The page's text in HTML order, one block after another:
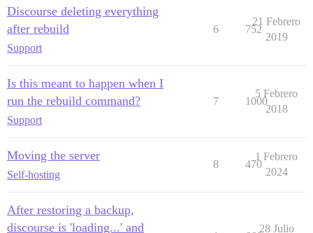
Discourse deleting everything
after rebuild
Support
6 752
21 Febrero
2019
Is this meant to happen when I
run the rebuild command?
Support
7 1000
5 Febrero
2018
Moving the server
Self-hosting
8 470
1 Febrero
2024
After restoring a backup,
discourse is 'loading...' and
28 Julio